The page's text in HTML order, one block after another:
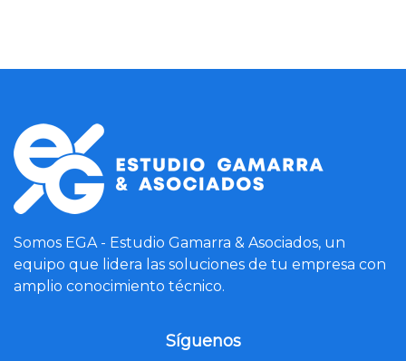
Somos EGA - Estudio Gamarra & Asociados, un
equipo que lidera las soluciones de tu empresa con
amplio conocimiento técnico.
Síguenos